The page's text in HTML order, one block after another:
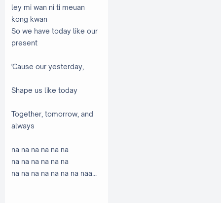
ley mi wan ni ti meuan
kong kwan
So we have today like our
present
'Cause our yesterday,
Shape us like today
Together, tomorrow, and
always
na na na na na na
na na na na na na
na na na na na na na naa...